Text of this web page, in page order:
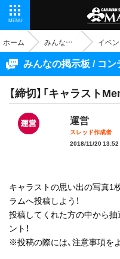
MENU
ホーム みんなの掲示板
みんなの掲示板 / コン
【締切】「キャラスト
運営
スレッド作成者
2018/11/20 13:52
キャラストの思い出の写真1
ラムへ投稿しよう！
投稿してくれた方の中から
ント！
※投稿の際には、注意事項を